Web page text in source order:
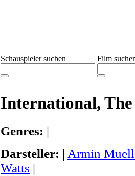
Schauspieler suchen Film
International, The
Genres: |
Darsteller: | Armin
Watts |